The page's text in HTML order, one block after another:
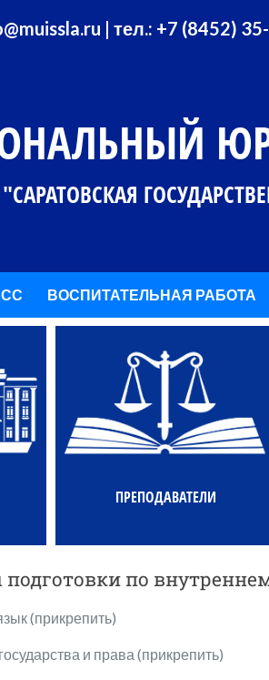
| тел.: +7 (8452)
ВОСПИТАТЕЛЬНАЯ РАБОТА
ПРЕПОДАВАТЕЛИ
по
(прикрепить)
и права (прикрепить)